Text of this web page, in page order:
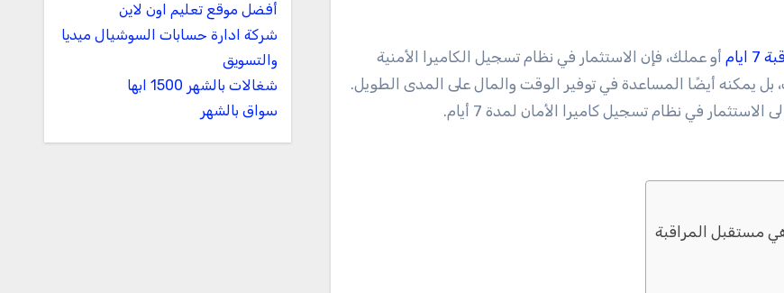
أو عملك، فإن الاستثمار في نظام تسجيل الكاميرا الأمنية
بل يمكنه أيضًا المساعدة في توفير الوقت والمال على المدى الطويل.
في نظام تسجيل كاميرا الأمان لمدة 7 أيام.
أفضل موقع تعليم اون لاين
شركة ادارة حسابات السوشيال ميديا
والتسويق
شغالات بالشهر 1500 ابها
سواق بالشهر